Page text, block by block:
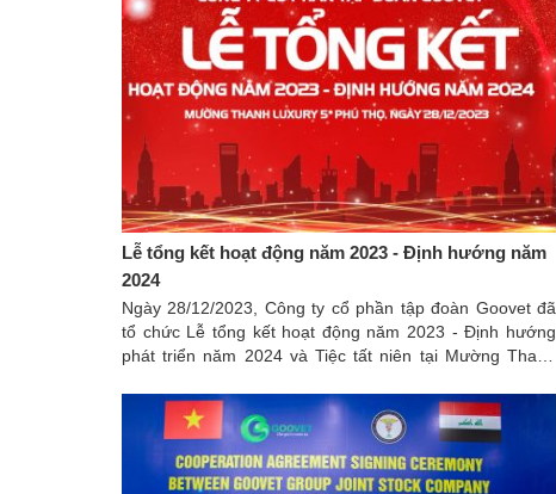
Lễ tổng kết hoạt động năm 2023 - Định hướng năm
2024
Ngày 28/12/2023, Công ty cổ phần tập đoàn Goovet đã
tổ chức Lễ tổng kết hoạt động năm 2023 - Định hướng
phát triển năm 2024 và Tiệc tất niên tại Mường Thanh